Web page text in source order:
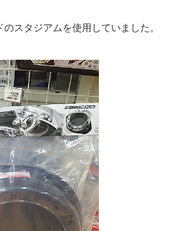
スタジアムを使用していました。